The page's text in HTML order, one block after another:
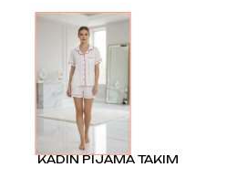
KADIN PİJAMA TAKIM